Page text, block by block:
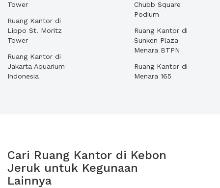
Tower
Ruang Kantor di
Lippo St. Moritz
Tower
Ruang Kantor di
Jakarta Aquarium
Indonesia
Chubb Square
Podium
Ruang Kantor di
Sunken Plaza -
Menara BTPN
Ruang Kantor di
Menara 165
Cari Ruang Kantor di Kebon
Jeruk untuk Kegunaan
Lainnya